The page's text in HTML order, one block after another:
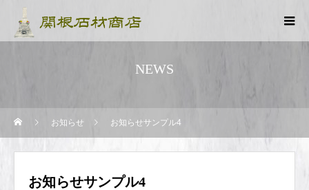
NEWS
お知らせ お知らせサンプル4
お知らせサンプル4